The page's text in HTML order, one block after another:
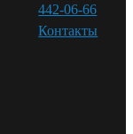
442-06-66
Контакты⁠